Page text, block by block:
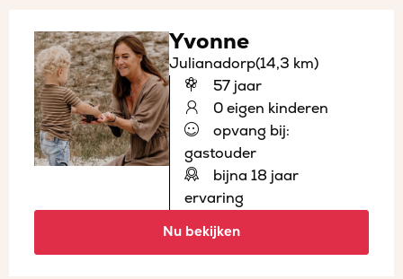
Yvonne
Julianadorp(14,3 km)
57 jaar
0 eigen kinderen
opvang bij:
gastouder
bijna 18 jaar
ervaring
Nu bekijken